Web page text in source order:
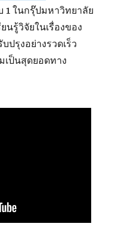
1 ในกรุ๊ปมหาวิทยาลัย
นรู้วิจัยในเรื่องของ
ปรุงอย่างรวดเร็ว
ป็นสุดยอดทาง